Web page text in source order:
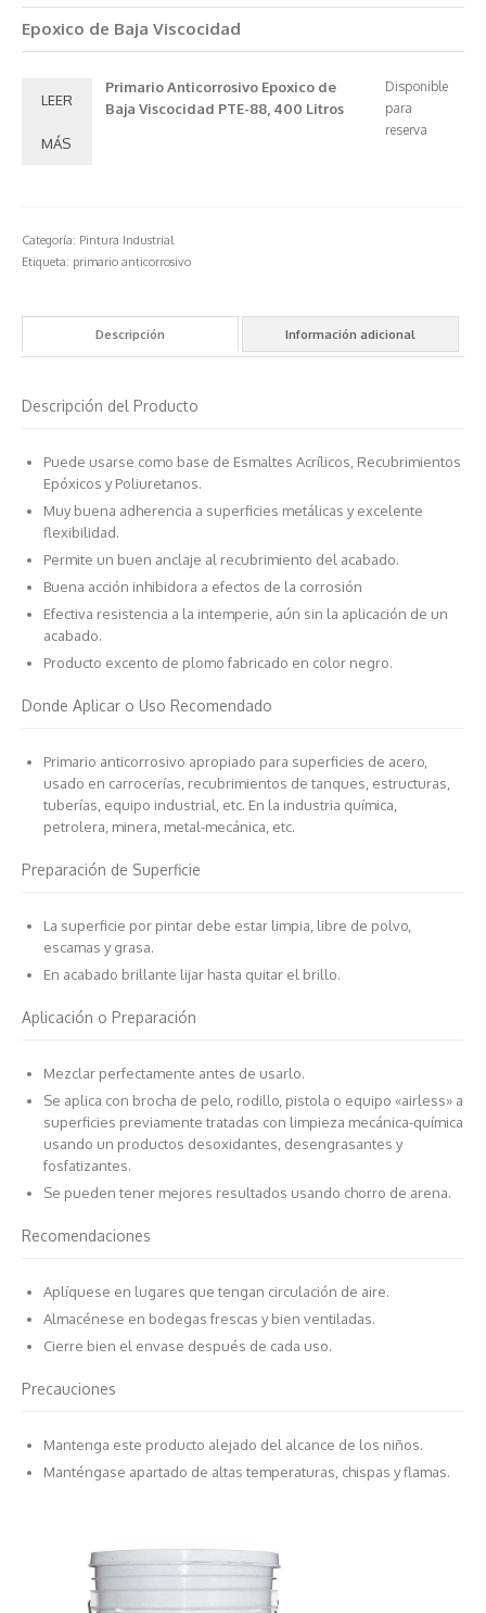
Epoxico de Baja Viscocidad
LEER
MÁS
Primario Anticorrosivo Epoxico de
Baja Viscocidad PTE-88, 400 Litros
Disponible
para
reserva
Categoría: Pintura Industrial
Etiqueta: primario anticorrosivo
Descripción Información adicional
Descripción del Producto
Puede usarse como base de Esmaltes Acrílicos, Recubrimientos
Epóxicos y Poliuretanos.
Muy buena adherencia a superficies metálicas y excelente
flexibilidad.
Permite un buen anclaje al recubrimiento del acabado.
Buena acción inhibidora a efectos de la corrosión
Efectiva resistencia a la intemperie, aún sin la aplicación de un
acabado.
Producto excento de plomo fabricado en color negro.
Donde Aplicar o Uso Recomendado
Primario anticorrosivo apropiado para superficies de acero,
usado en carrocerías, recubrimientos de tanques, estructuras,
tuberías, equipo industrial, etc. En la industria química,
petrolera, minera, metal-mecánica, etc.
Preparación de Superficie
La superficie por pintar debe estar limpia, libre de polvo,
escamas y grasa.
En acabado brillante lijar hasta quitar el brillo.
Aplicación o Preparación
Mezclar perfectamente antes de usarlo.
Se aplica con brocha de pelo, rodillo, pistola o equipo «airless» a
superficies previamente tratadas con limpieza mecánica-química
usando un productos desoxidantes, desengrasantes y
fosfatizantes.
Se pueden tener mejores resultados usando chorro de arena.
Recomendaciones
Aplíquese en lugares que tengan circulación de aire.
Almacénese en bodegas frescas y bien ventiladas.
Cierre bien el envase después de cada uso.
Precauciones
Mantenga este producto alejado del alcance de los niños.
Manténgase apartado de altas temperaturas, chispas y flamas.